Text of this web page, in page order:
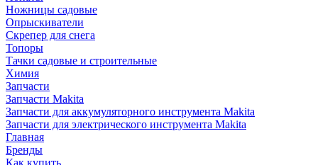
Ножницы садовые
Опрыскиватели
Скрепер для снега
Топоры
Тачки садовые и строительные
Химия
Запчасти
Запчасти Makita
Запчасти для аккумуляторного инструмента Makita
Запчасти для электрического инструмента Makita
Главная
Бренды
Как купить